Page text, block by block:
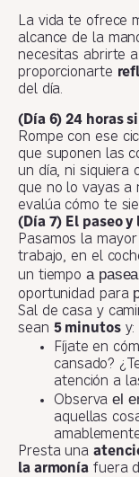
La vida te ofrece
alcance de la
necesitas abrirte
proporcionarte
del día.
(Día 6) 24 horas
Rompe con ese
que suponen las
un día, ni siquiera
que no lo vayas a
evalúa cómo te
(Día 7) El paseo
Pasamos la
trabajo, en el
un tiempo a
oportunidad para
Sal de casa y
sean 5 minutosy:
Fíjate en
cansado?
atención a
Observael
aquellas
Presta una
la armonía fuera